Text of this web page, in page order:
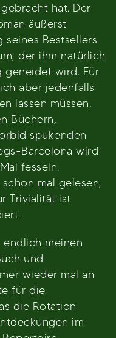
hat. Der
äußerst
Bestsellers
der ihm natürlich
geneidet wird. Für
aber jedenfalls
lassen müssen,
Büchern,
spukenden
Barcelona wird
fesseln.
mal gelesen,
Trivialität ist
endlich meinen
und
wieder mal an
für die
die Rotation
im